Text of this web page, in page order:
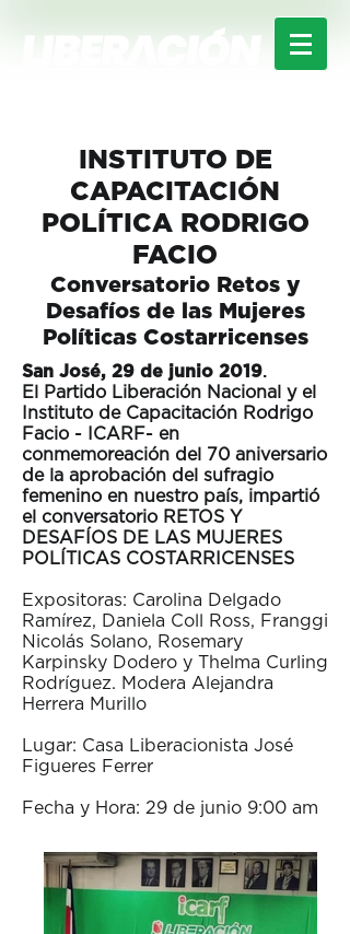
INSTITUTO DE
CAPACITACIÓN
POLÍTICA RODRIGO
FACIO
Conversatorio Retos y
Desafíos de las Mujeres
Políticas Costarricenses
San José, 29 de junio 2019.
El Partido Liberación Nacional y el
Instituto de Capacitación Rodrigo
Facio - ICARF- en
conmemoreación del 70 aniversario
de la aprobación del sufragio
femenino en nuestro país, impartió
el conversatorio RETOS Y
DESAFÍOS DE LAS MUJERES
POLÍTICAS COSTARRICENSES
Expositoras: Carolina Delgado
Ramírez, Daniela Coll Ross, Franggi
Nicolás Solano, Rosemary
Karpinsky Dodero y Thelma Curling
Rodríguez. Modera Alejandra
Herrera Murillo
Lugar: Casa Liberacionista José
Figueres Ferrer
Fecha y Hora: 29 de junio 9:00 am